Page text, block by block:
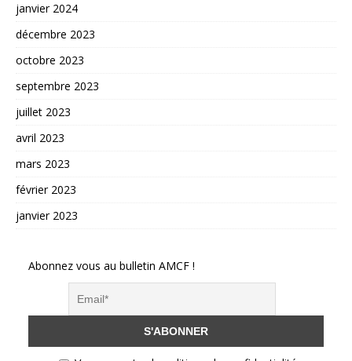
janvier 2024
décembre 2023
octobre 2023
septembre 2023
juillet 2023
avril 2023
mars 2023
février 2023
janvier 2023
Abonnez vous au bulletin AMCF !